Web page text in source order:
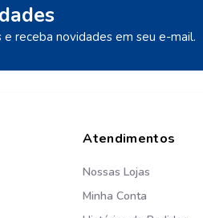
e receba novidades em seu e-mail.
Atendimentos
Nossas Lojas
Minha Conta